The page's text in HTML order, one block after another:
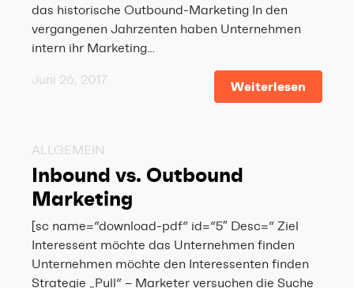
das historische Outbound-Marketing In den
vergangenen Jahrzenten haben Unternehmen
intern ihr Marketing…
Juni 26, 2017 Weiterlesen
ALLGEMEIN
Inbound vs. Outbound
Marketing
[sc name=“download-pdf“ id=“5″ Desc=“ Ziel
Interessent möchte das Unternehmen finden
Unternehmen möchte den Interessenten finden
Strategie „Pull“ – Marketer versuchen die Suche